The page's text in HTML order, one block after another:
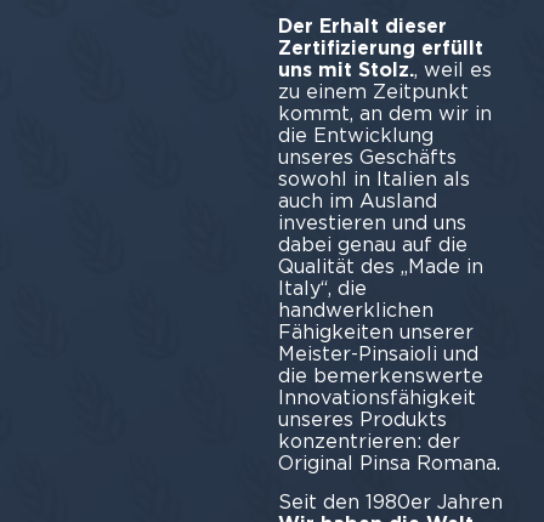
Der Erhalt dieser
Zertifizierung erfüllt
uns mit Stolz., weil es
zu einem Zeitpunkt
kommt, an dem wir in
die Entwicklung
unseres Geschäfts
sowohl in Italien als
auch im Ausland
investieren und uns
dabei genau auf die
Qualität des „Made in
Italy“, die
handwerklichen
Fähigkeiten unserer
Meister-Pinsaioli und
die bemerkenswerte
Innovationsfähigkeit
unseres Produkts
konzentrieren: der
Original Pinsa Romana.
Seit den 1980er Jahren